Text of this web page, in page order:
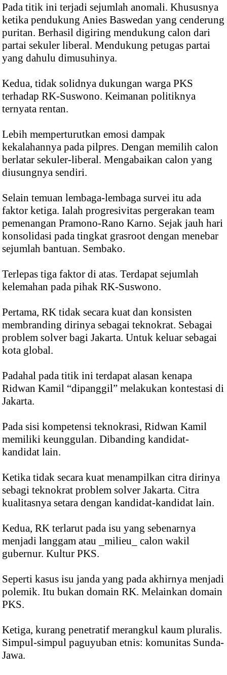
Pada titik ini terjadi sejumlah anomali. Khususnya
ketika pendukung Anies Baswedan yang cenderung
puritan. Berhasil digiring mendukung calon dari
partai sekuler liberal. Mendukung petugas partai
yang dahulu dimusuhinya.
Kedua, tidak solidnya dukungan warga PKS
terhadap RK-Suswono. Keimanan politiknya
ternyata rentan.
Lebih memperturutkan emosi dampak
kekalahannya pada pilpres. Dengan memilih calon
berlatar sekuler-liberal. Mengabaikan calon yang
diusungnya sendiri.
Selain temuan lembaga-lembaga survei itu ada
faktor ketiga. Ialah progresivitas pergerakan team
pemenangan Pramono-Rano Karno. Sejak jauh hari
konsolidasi pada tingkat grasroot dengan menebar
sejumlah bantuan. Sembako.
Terlepas tiga faktor di atas. Terdapat sejumlah
kelemahan pada pihak RK-Suswono.
Pertama, RK tidak secara kuat dan konsisten
membranding dirinya sebagai teknokrat. Sebagai
problem solver bagi Jakarta. Untuk keluar sebagai
kota global.
Padahal pada titik ini terdapat alasan kenapa
Ridwan Kamil “dipanggil” melakukan kontestasi di
Jakarta.
Pada sisi kompetensi teknokrasi, Ridwan Kamil
memiliki keunggulan. Dibanding kandidat-
kandidat lain.
Ketika tidak secara kuat menampilkan citra dirinya
sebagi teknokrat problem solver Jakarta. Citra
kualitasnya setara dengan kandidat-kandidat lain.
Kedua, RK terlarut pada isu yang sebenarnya
menjadi langgam atau _milieu_ calon wakil
gubernur. Kultur PKS.
Seperti kasus isu janda yang pada akhirnya menjadi
polemik. Itu bukan domain RK. Melainkan domain
PKS.
Ketiga, kurang penetratif merangkul kaum pluralis.
Simpul-simpul paguyuban etnis: komunitas Sunda-
Jawa.